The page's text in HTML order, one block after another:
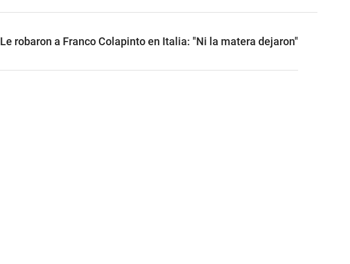
Le robaron a Franco Colapinto en Italia: "Ni la matera dejaron"